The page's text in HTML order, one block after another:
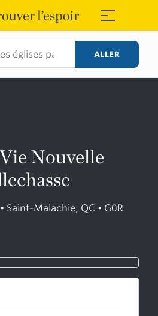
≡
ALLER
Nouvelle
Saint-Malachie, QC • G0R